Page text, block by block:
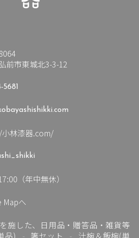
前市東城北3-3-12
5681
林漆器.com/
（年中無休）
Mapへ
施した、日用品・贈答品・雑貨等